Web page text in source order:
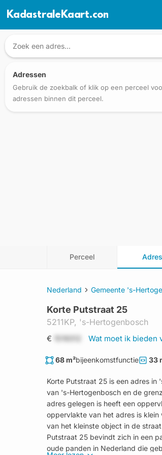
KadastraleKaart.com
Adressen
Gebruik de zoekbalk of klik op een perceel
adressen binnen dit perceel.
Perceel Adres
Nederland Gemeente 's-
Korte Putstraat 25
5211KP, 's-Hertogenbosch
€ 1519312 Wat moet ik bieden
68 m²bijeenkomstfunctie 33
Korte Putstraat 25 is een adres
van 's-Hertogenbosch en de
adres gelegen is heeft een
oppervlakte van het adres is
van het kleinste object in de
Putstraat 25 bevindt zich in een
oude panden in Nederland die